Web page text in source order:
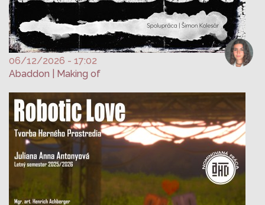
06/12/2026 - 17:02
Abaddon | Making of